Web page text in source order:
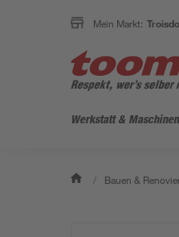
Mein Markt:
Werkstatt & Maschinen
/ Bauen &